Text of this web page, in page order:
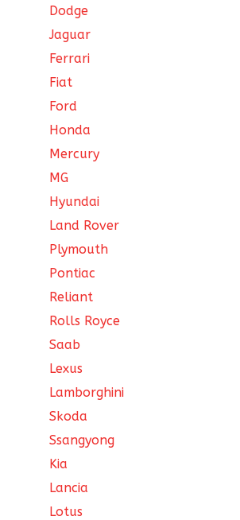
Dodge
Jaguar
Ferrari
Fiat
Ford
Honda
Mercury
MG
Hyundai
Land Rover
Plymouth
Pontiac
Reliant
Rolls Royce
Saab
Lexus
Lamborghini
Skoda
Ssangyong
Kia
Lancia
Lotus